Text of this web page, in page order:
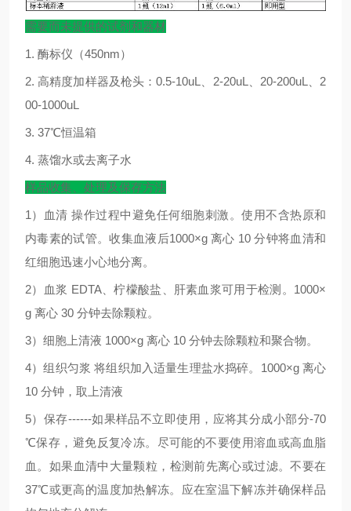
需要而未提供的试剂和器材
1. 酶标仪（450nm）
2.高精度加样器及枪头：0.5-10uL 2-20uL 20-200uL
2
00-1000uL
3. 37℃恒温箱
4. 蒸馏水或去离子水
样品收集、处理及保存方法
1 ）血清 操作过程中避免任何细胞刺激。使用不含热原和
内毒素的试管。收集血液后1000×g离心 10分钟将血清和
红细胞迅速小心地分离。
2）血浆 EDTA、柠檬酸盐、肝素血浆可用于检测。 1000×
g 离心 30 分钟去除颗粒。
3）细胞上清液 1000×g 离心 10 分钟去除颗粒和聚合物。
4）组织匀浆 将组织加入适量生理盐水捣碎。 1000×g 离心
10 分钟，取上清液
5）保存------如果样品不立即使用，应将其分成小部分-70
℃保存，避免反复冷冻。尽可能的不要使用溶血或高血脂
血。如果血清中大量颗粒，检测前先离心或过滤。不要在
37℃或更高的温度加热解冻。应在室温下解冻并确保样品